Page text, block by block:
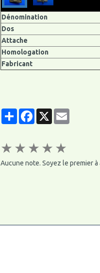
Dénomination
Dos
Attache
Homologation
Fabricant
PartagerFacebook
X Email
★ ★ ★ ★ ★
Aucune note. Soyez le premier